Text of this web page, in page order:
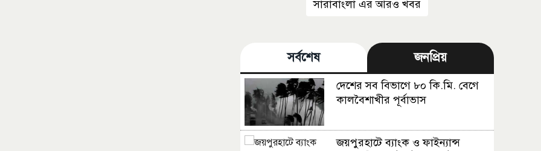
সারাবাংলা এর আরও খবর
সর্বশেষ জনপ্রিয়
দেশের সব বিভাগে ৮০ কি.মি. বেগে
কালবৈশাখীর পূর্বাভাস
জয়পুরহাটে ব্যাংক ও ফাইন্যান্স